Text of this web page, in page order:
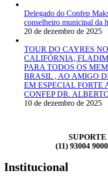
Delegado do Confep
conselheiro municipal da
20 de dezembro de 2025
TOUR DO CAYRES
CALIFÓRNIA,
PARA TODOS OS
BRASIL , AO AMIGO
EM ESPECIAL FORTE
CONFEP DR.
10 de dezembro de 2025
(11) 93004
Institucional